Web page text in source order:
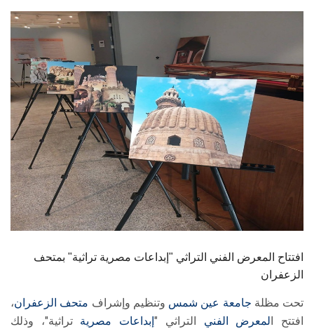
الطلاب
هيئة التدريس
الدراسات العليا
الخريجين
الموظفون
الزائـرون
افتتاح المعرض الفني التراثي "إبداعات مصرية تراثية" بمتحف
الزعفران
تحت مظلة جامعة عين شمس وتنظيم وإشراف متحف الزعفران،
افتتح ا لمعرض الفني التراثي "إبداعات مصرية تراثية"، وذلك